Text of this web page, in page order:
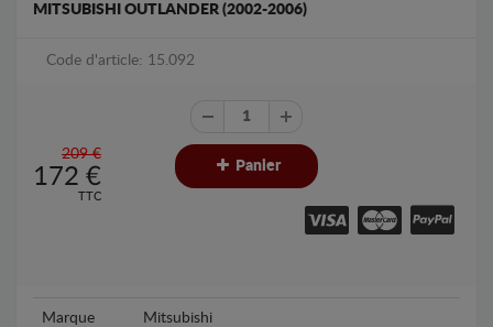
MITSUBISHI OUTLANDER (2002-2006)
Code d'article: 15.092
209 €
172 €
TTC
Panier
Marque Mitsubishi